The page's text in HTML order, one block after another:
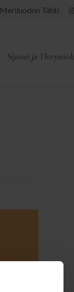
Meriluodon Tähti
Sijainti ja